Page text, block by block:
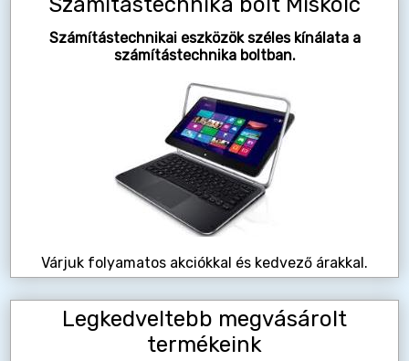
Számítástechnikai eszközök széles kínálata a
számítástechnika boltban.
Várjuk folyamatos akciókkal és kedvező árakkal.
Legkedveltebb megvásárolt
termékeink